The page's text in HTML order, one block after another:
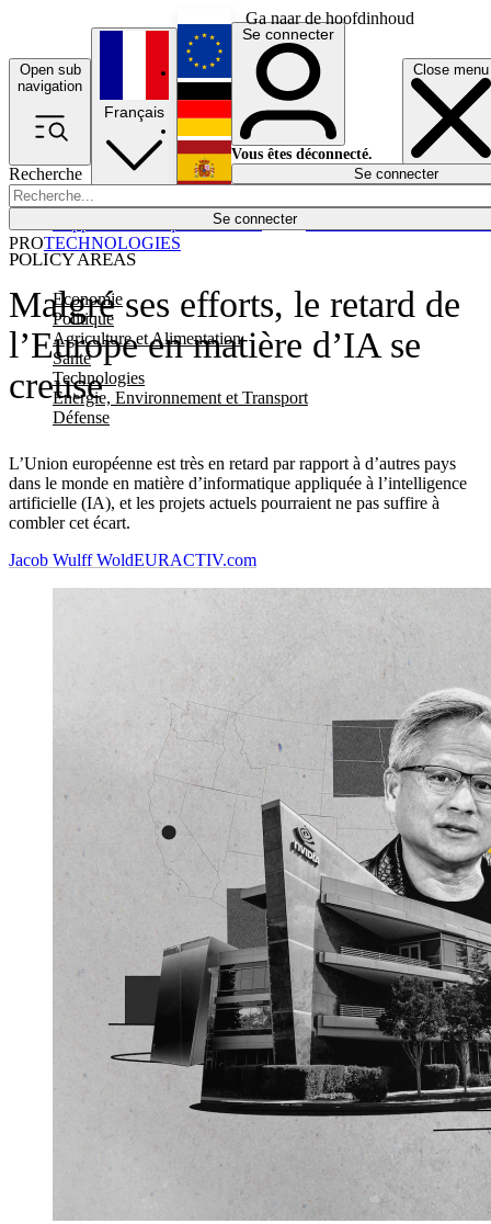
Ga naar de hoofdinhoud
Open sub
navigation
Close menu
Recherche
Se connecter
POLICY AREAS
Economie
Politique
Agriculture et Alimentation
Santé
Technologies
Energie, Environnement et Transport
Défense
Économie
Français
English
Deutsch
Español
Se connecter
Vous êtes déconnecté.
Se connecter
Malgré ses efforts, le retard de
l’Europe en matière d’IA se
creuse
L’Union européenne est très en retard par rapport à d’autres pays
dans le monde en matière d’informatique appliquée à l’intelligence
artificielle (IA), et les projets actuels pourraient ne pas suffire à
combler cet écart.
PROTECHNOLOGIES
Jacob Wulff WoldEURACTIV.com